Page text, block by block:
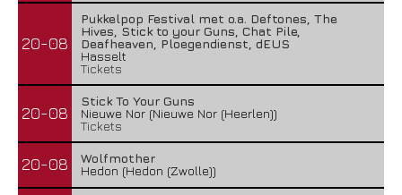
20-08
Pukkelpop Festival met o.a. Deftones, The
Hives, Stick to your Guns, Chat Pile,
Deafheaven, Ploegendienst, dEUS
Hasselt
Tickets
20-08
Stick To Your Guns
Nieuwe Nor (Nieuwe Nor (Heerlen))
Tickets
20-08
Wolfmother
Hedon (Hedon (Zwolle))